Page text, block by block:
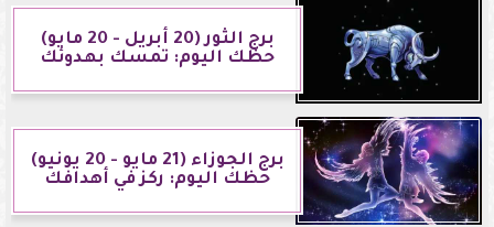
برج الثور (20 أبريل - 20 مايو)
حظك اليوم: تمسك بهدوئك
برج الجوزاء (21 مايو - 20 يونيو)
حظك اليوم: ركز في أهدافك